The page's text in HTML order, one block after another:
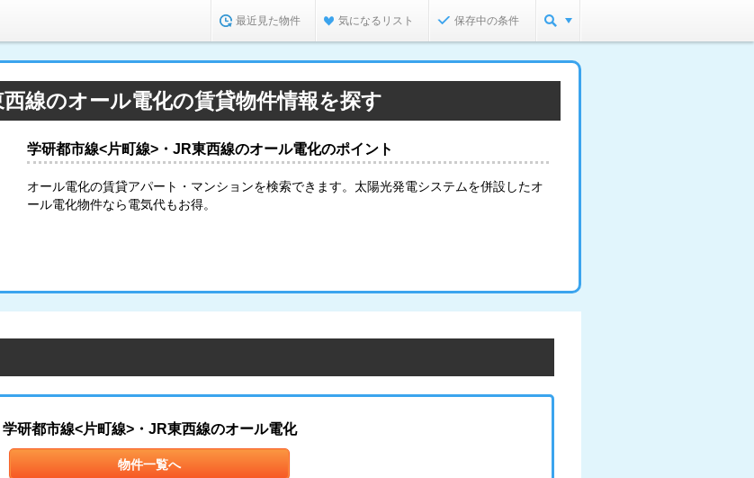
最近見た物件 気になるリスト 保存中の条件
線のオール電化の賃貸物件情報を探す
学研都市線<片町線>・JR東西線のオール電化のポイント
オール電化の賃貸アパート・マンションを検索できます。太陽光発電システムを併設したオ
ール電化物件なら電気代もお得。
学研都市線<片町線>・JR東西線のオール電化
物件一覧へ